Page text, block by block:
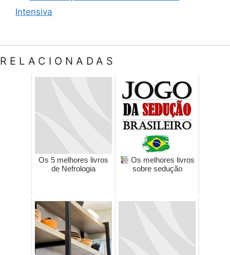
Intensiva
RELACIONADAS
Os 5 melhores livros
de Nefrologia
Os melhores livros
sobre sedução